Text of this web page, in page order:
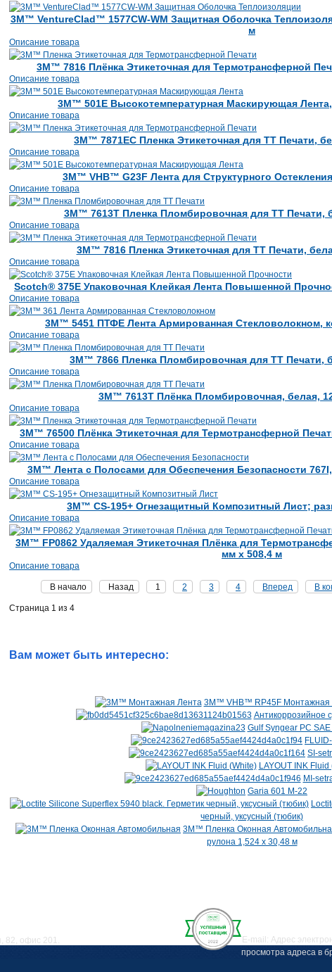
3M™ VentureClad™ 1577CW-WM Защитная Оболочка
м
Описание товара
3M™ 7816 Плёнка Этикеточная для Термотрансферной
Описание товара
3M™ 501Е Высокотемпературная Маскирующая
Описание товара
3M™ 7871EC Пленка Этикеточная для ТТ Печати,
Описание товара
3M™ VHB™ G23F Лента для Структурного
Описание товара
3M™ 7613T Пленка Пломбировочная для ТТ Печати,
Описание товара
3M™ 7816 Пленка Этикеточная для ТТ Печати,
Описание товара
Scotch® 375E Упаковочная Клейкая Лента Повышенной
Описание товара
3M™ 5451 ПТФЕ Лента Армированная Стекловолокном,
Описание товара
3M™ 7866 Пленка Пломбировочная для ТТ Печати,
Описание товара
3M™ 7613T Плёнка Пломбировочная, белая,
Описание товара
3M™ 76500 Плёнка Этикеточная для Термотрансферной
Описание товара
3M™ Лента с Полосами для Обеспечения Безопасности
Описание товара
3M™ CS-195+ Огнезащитный Композитный Лист;
Описание товара
3M™ FP0862 Удаляемая Этикеточная Плёнка для
мм х 508,4 м
Описание товара
В начало Назад 1 2 3 4 Вперед В
Страница 1 из 4
Вам может быть интересно:
3M™ VHB™ RP45F Монтажная
Антикоррозийное
Gulf Syngear PC
SI-
LAYOUT INK Fluid
MI-
Garia 601 M-22
черный, уксусный (тюбик)
3M™ Пленка Оконная
рулона 1,524 х 30,48 м
82, офис 201.
Е-mail: Адрес
просмотра адреса в